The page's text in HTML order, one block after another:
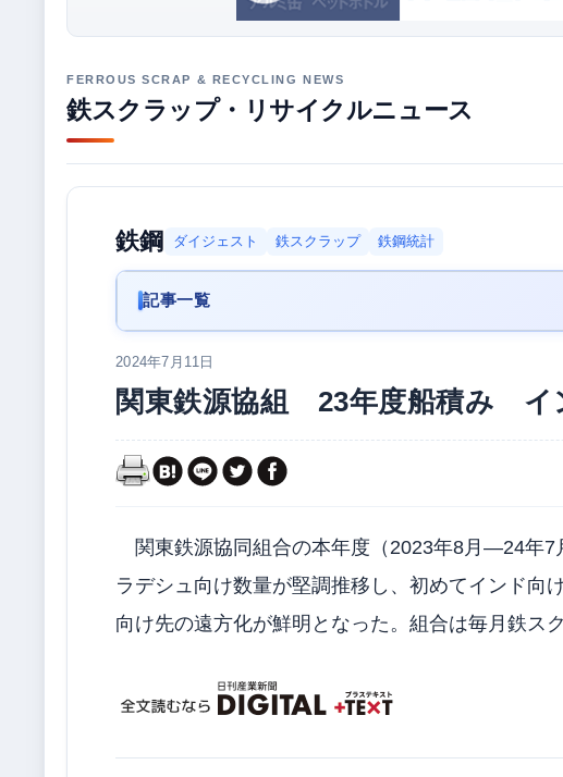
鉄スクラップ・リサイクルニュース
鉄鋼 ダイジェスト 鉄スクラップ 鉄鋼統計
記事一覧
2024年7月11日
関東鉄源協組 23年度船積み イ
関東鉄源協同組合の本年度（2023年8月―24年7
ラデシュ向け数量が堅調推移し、初めてインド向
向け先の遠方化が鮮明となった。組合は毎月鉄ス